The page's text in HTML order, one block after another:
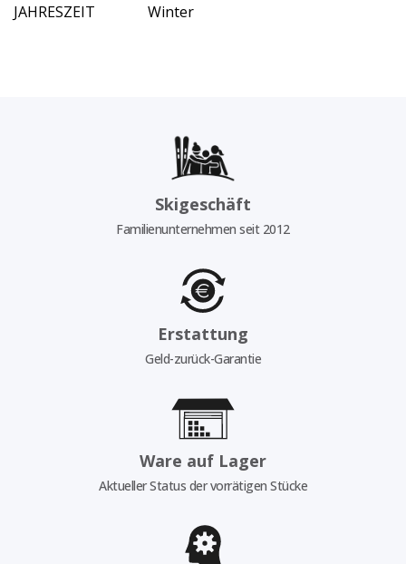
JAHRESZEIT
Winter
Skigeschäft
Familienunternehmen seit 2012
Erstattung
Geld-zurück-Garantie
Ware auf Lager
Aktueller Status der vorrätigen Stücke